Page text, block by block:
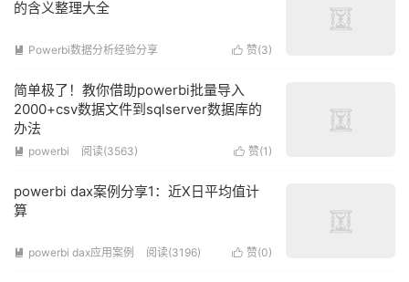
的含义整理大全
 赞(3)
 Powerbi数据分析经验分享
简单极了！教你借助powerbi批量导入
2000+csv数据文件到sqlserver数据库的
办法
 赞(1 )
 powerbi 阅读(3563)
powerbi dax案例分享1：近X日平均值计
算
 赞(0)
 powerbi dax应用案例 阅读(3196)